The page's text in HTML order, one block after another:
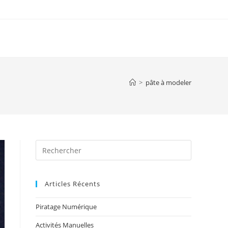
> pâte à modeler
Articles Récents
Piratage Numérique
Activités Manuelles